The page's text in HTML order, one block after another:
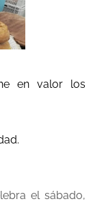
en valor los
el sábado,